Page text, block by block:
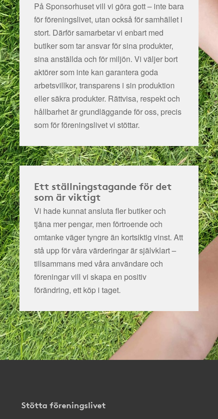
På Sponsorhuset vill vi göra gott – inte bara
för föreningslivet, utan också för samhället i
stort. Därför samarbetar vi enbart med
butiker som tar ansvar för sina produkter,
sina anställda och för miljön. Vi väljer bort
aktörer som inte kan garantera goda
arbetsvillkor, transparens i sin produktion
eller säkra produkter. Rättvisa, respekt och
hållbarhet är grundläggande för oss, precis
som för föreningslivet vi stöttar.
Ett ställningstagande för det
som är viktigt
Vi hade kunnat ansluta fler butiker och
tjäna mer pengar, men förtroende och
omtanke väger tyngre än kortsiktig vinst. Att
stå upp för våra värderingar är självklart –
tillsammans med våra användare och
föreningar vill vi skapa en positiv
förändring, ett köp i taget.
Stötta föreningslivet